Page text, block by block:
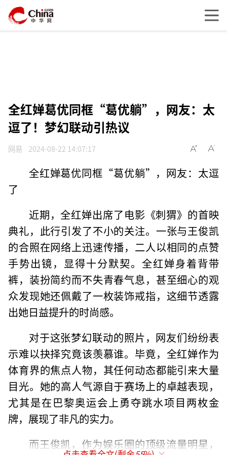
全红婵葛优同框“葛优躺”，网友：太
逗了！梦幻联动引热议
网易 2024-08-22 14:07:17
全红婵葛优同框“葛优躺”，网友：太逗
了
近期，全红婵出席了电影《刺猬》的首映
典礼，此行引发了不小的关注。一张与王俊凯
的合照在网络上迅速传播，二人以相同的点赞
手势出镜，显得十分默契。全红婵身着背带
裤，装扮简约而不失青春气息，甚至细心的观
众发现她还佩戴了一枚装饰戒指，这细节透露
出她日益提升的时尚感。
对于这张梦幻联动的照片，网友们纷纷表
示难以抉择究竟该羡慕谁。毕竟，全红婵作为
体育界的焦点人物，其任何动态都能引来大量
目光。她的高人气源自于赛场上的卓越表现，
尤其是在巴黎奥运会上勇夺跳水项目两枚金
牌，展现了非凡的实力。
而王俊凯，作为娱乐圈的顶级流量明星，